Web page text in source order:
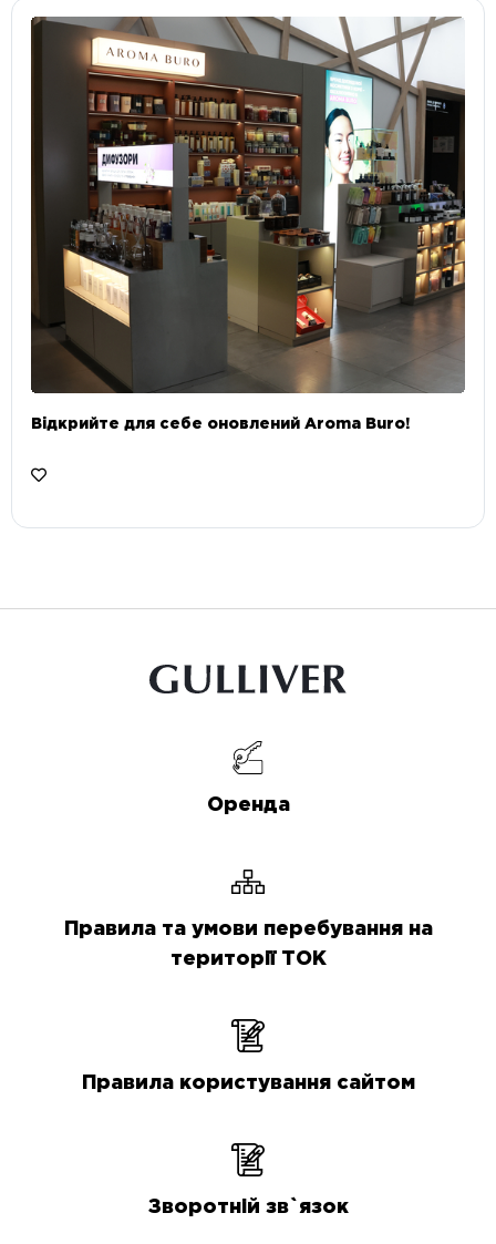
Відкрийте для себе оновлений Aroma Buro! ⠀
Оренда
Правила та умови перебування на
території ТОК
Правила користування сайтом
Зворотній зв`язок